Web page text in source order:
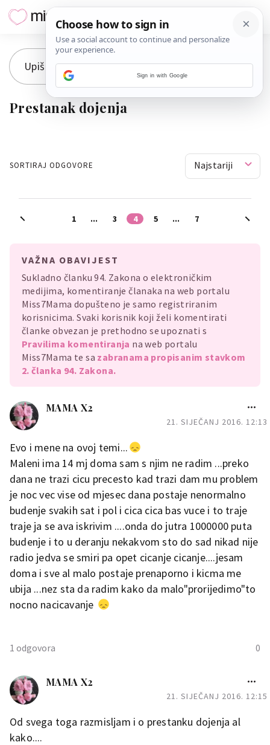
Prestanak dojenja
SORTIRAJ ODGOVORE Najstariji
1 ... 3 4 5 ... 7
VAŽNA OBAVIJEST
Sukladno članku 94. Zakona o elektroničkim
medijima, komentiranje članaka na web portalu
Miss7Mama dopušteno je samo registriranim
korisnicima. Svaki korisnik koji želi komentirati
članke obvezan je prethodno se upoznati s
Pravilima komentiranja na web portalu
Miss7Mama te sa zabranama propisanim stavkom
2. članka 94. Zakona.
MAMA X2
21. SIJEČANJ 2016. 12:13
Evo i mene na ovoj temi...
Maleni ima 14 mj doma sam s njim ne radim ...preko
dana ne trazi cicu precesto kad trazi dam mu problem
je noc vec vise od mjesec dana postaje nenormalno
budenje svakih sat i pol i cica cica bas vuce i to traje
traje ja se ava iskrivim ....onda do jutra 1000000 puta
budenje i to u deranju nekakvom sto do sad nikad nije
radio jedva se smiri pa opet cicanje cicanje....jesam
doma i sve al malo postaje prenaporno i kicma me
ubija ...nez sta da radim kako da malo"prorijedimo"to
nocno nacicavanje
evo da te utjesim i mi smo
imali takvih situacija..naucio se
spavati na sisi i nisam ga znala
1 odgovora 0
MAMA X2
21. SIJEČANJ 2016. 12:15
Od svega toga razmisljam i o prestanku dojenja al
kako....
Sign in with Google